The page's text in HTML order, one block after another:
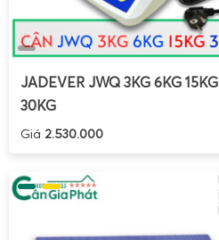
JADEVER JWQ 3KG 6KG 15KG
30KG
Giá 2.530.000